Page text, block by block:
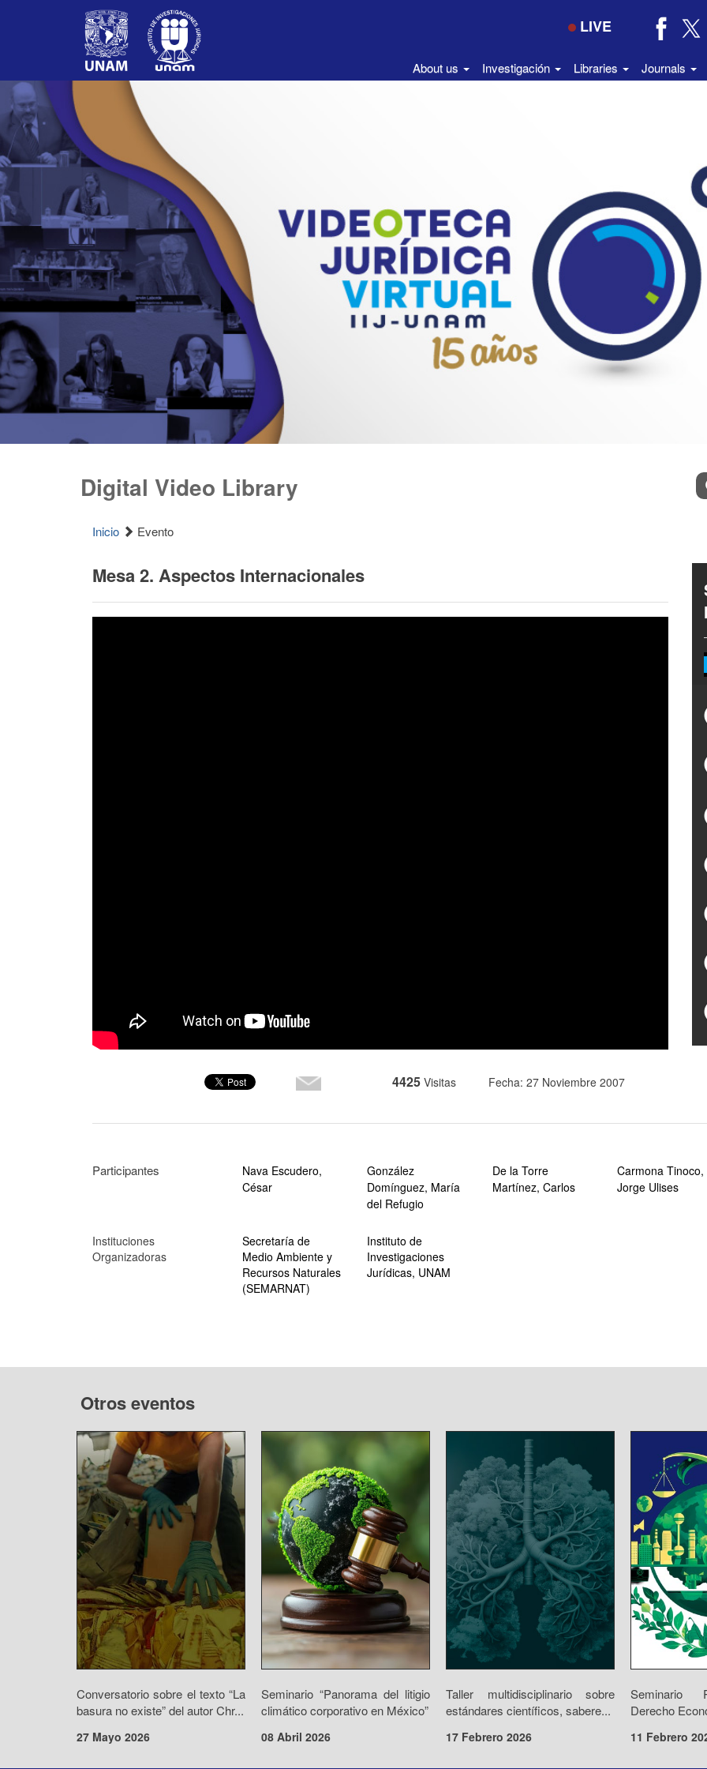
LIVE
About us Investigación Libraries Journals
Digital Video Library
Inicio Evento
Mesa 2. Aspectos Internacionales
4425 Visitas Fecha: 27 Noviembre 2007
Participantes
Nava Escudero,
César
González
Domínguez, María
del Refugio
De la Torre
Martínez, Carlos
Carmona Tinoco,
Jorge Ulises
Instituciones
Organizadoras
Secretaría de
Medio Ambiente y
Recursos Naturales
(SEMARNAT)
Instituto de
Investigaciones
Jurídicas, UNAM
Otros eventos
Conversatorio sobre el texto “La
basura no existe” del autor Chr...
27 Mayo 2026
Seminario “Panorama del litigio
climático corporativo en México”
08 Abril 2026
Taller multidisciplinario sobre
estándares científicos, sabere...
17 Febrero 2026
Seminario
Derecho
11 Febrero